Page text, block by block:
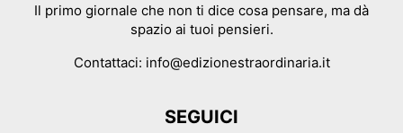
Il primo giornale che non ti dice cosa pensare, ma dà
spazio ai tuoi pensieri.
Contattaci: info@edizionestraordinaria.it
SEGUICI